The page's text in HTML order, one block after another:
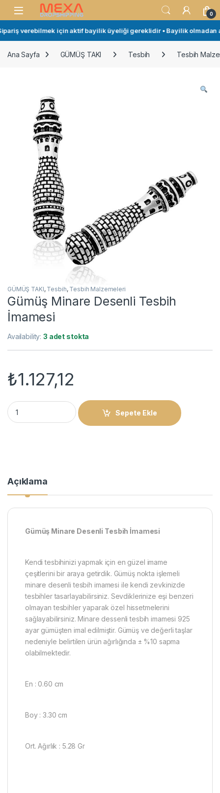
Skip to navigation
Skip to content
Open 0
verebilmek için aktif bayilik üyeliği gereklidir • Bayilik olmadan
Ana Sayfa GÜMÜŞ TAKI Tesbih Tesbih
GÜMÜŞ TAKI, Tesbih, Tesbih Malzemeleri
Gümüş Minare Desenli Tesbih
İmamesi
Availability:3 adet stokta
₺1.127,12
Gümüş Minare Desenli Tesbih İmamesi quantity
Sepete Ekle
Açıklama
Gümüş Minare Desenli Tesbih İmamesi
Kendi tesbihinizi yapmak için en güzel imame
çeşitlerini bir araya getirdik. Gümüş nokta işlemeli
minare desenli tesbih imamesi ile kendi zevkinizde
tesbihler tasarlayabilirsiniz. Sevdiklerinize eşi benzeri
olmayan tesbihler yaparak özel hissetmelerini
sağlayabilirsiniz. Minare dessenli tesbih imamesi 925
ayar gümüşten imal edilmiştir. Gümüş ve değerli taşlar
nedeniyle belirtilen ürün ağırlığında ± %10 sapma
olabilmektedir.
En : 0.60 cm
Boy : 3.30 cm
Ort. Ağırlık : 5.28 Gr